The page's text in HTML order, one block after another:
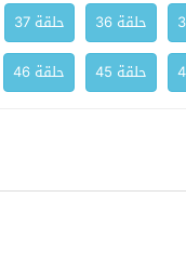
حلقة 36 حلقة 37
حلقة 45 حلقة 46